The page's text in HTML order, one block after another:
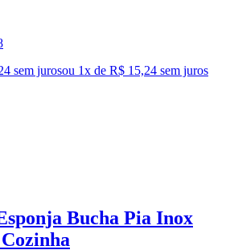
sem jurosou 1x de R$ 15,24 sem juros
Bucha Pia Inox